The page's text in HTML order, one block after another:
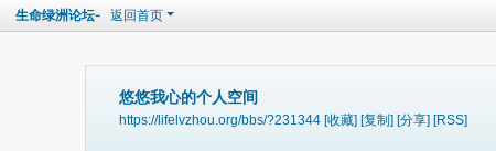
生命绿洲论坛- 返回首页
悠悠我心的个人空间
https://lifelvzhou.org/bbs/?231344 [收藏] [复制] [分享] [RSS]